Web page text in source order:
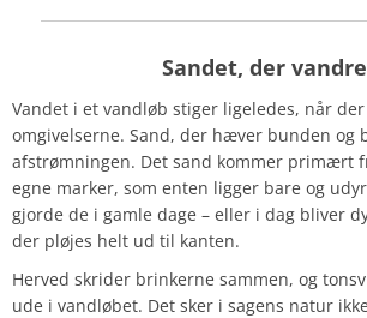
Sandet, der
Vandet i et vandløb stiger ligeledes, når
omgivelserne. Sand, der hæver bunden og
afstrømningen. Det sand kommer primært
egne marker, som enten ligger bare og
gjorde de i gamle dage – eller i dag bliver
der pløjes helt ud til kanten.
Herved skrider brinkerne sammen, og
ude i vandløbet. Det sker i sagens natur